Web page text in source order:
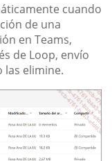
cuando
de una
en Teams,
de Loop, envío
las elimine.